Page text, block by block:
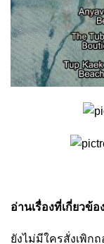
อ่านเรื่องที่เกี่ยวข้อ
ยังไม่มีใครสั่งเพิก